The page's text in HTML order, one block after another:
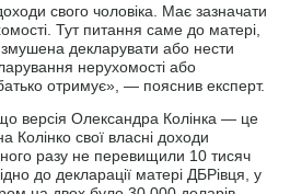
свого чоловіка. Має зазначати
Тут питання саме до матері,
декларувати або нести
нерухомості або
отримує», — пояснив експерт.
версія Олександра Колінка — це
Колінко свої власні доходи
разу не перевищили 10 тисяч
до декларації матері ДБРівця, у